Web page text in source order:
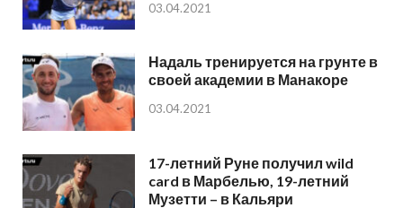
03.04.2021
Надаль тренируется на грунте в
своей академии в Манакоре
03.04.2021
17-летний Руне получил wild
card в Марбелью, 19-летний
Музетти – в Кальяри